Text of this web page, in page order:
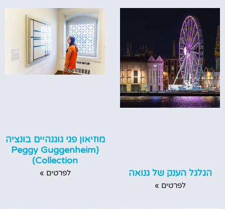
הגלגל הענק של גנואה
לפרטים »
מוזיאון פגי גוגנהיים בונציה
(Peggy Guggenheim
Collection)
לפרטים »